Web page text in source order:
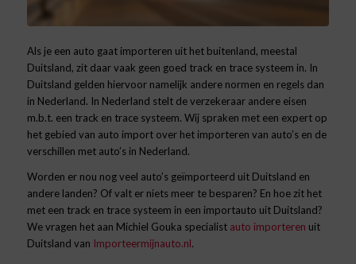
Als je een auto gaat importeren uit het buitenland, meestal
Duitsland, zit daar vaak geen goed track en trace systeem in. In
Duitsland gelden hiervoor namelijk andere normen en regels dan
in Nederland. In Nederland stelt de verzekeraar andere eisen
m.b.t. een track en trace systeem. Wij spraken met een expert op
het gebied van auto import over het importeren van auto’s en de
verschillen met auto’s in Nederland.
Worden er nou nog veel auto’s geïmporteerd uit Duitsland en
andere landen? Of valt er niets meer te besparen? En hoe zit het
met een track en trace systeem in een importauto uit Duitsland?
We vragen het aan Michiel Gouka specialist auto importeren uit
Duitsland van Importeermijnauto.nl.